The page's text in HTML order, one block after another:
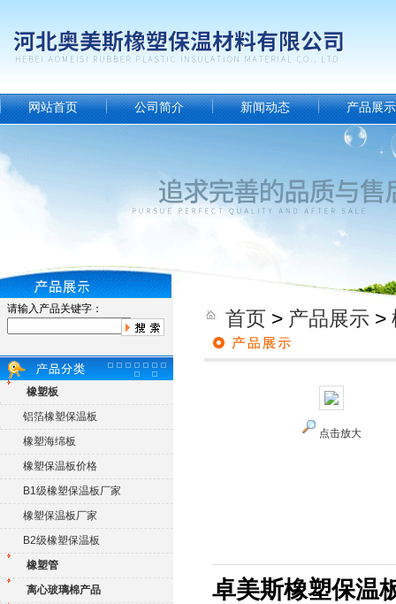
网站首页 公司简介 新闻动态 产品展示
请输入产品关键字：
橡塑板
铝箔橡塑保温板
橡塑海绵板
橡塑保温板价格
B1级橡塑保温板厂家
橡塑保温板厂家
B2级橡塑保温板
橡塑管
离心玻璃棉产品
首页 > 产品展示 >
点击放大
卓美斯橡塑保温